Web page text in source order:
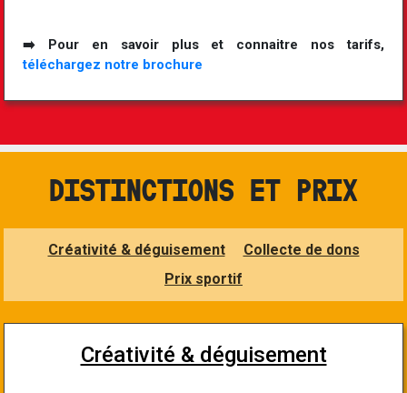
➡️ Pour en savoir plus et connaitre nos tarifs,
téléchargez notre brochure
DISTINCTIONS ET PRIX
Créativité & déguisement
Collecte de dons
Prix sportif
Créativité & déguisement